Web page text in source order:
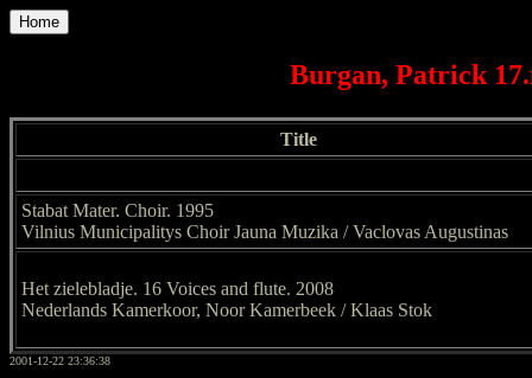
Home
Burgan, Patrick
Title
Stabat Mater. Choir. 1995
Vilnius Municipalitys Choir Jauna Muzika / Vaclovas Augustinas
Het zielebladje. 16 Voices and flute. 2008
Nederlands Kamerkoor, Noor Kamerbeek / Klaas Stok
2001-12-22 23:36:38